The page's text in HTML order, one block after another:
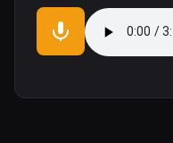
Audio file